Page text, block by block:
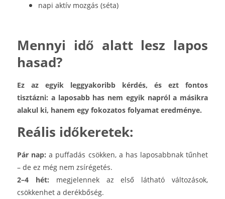
napi aktív mozgás (séta)
Mennyi idő alatt lesz lapos
hasad?
Ez az egyik leggyakoribb kérdés, és ezt fontos
tisztázni: a laposabb has nem egyik napról a másikra
alakul ki, hanem egy fokozatos folyamat eredménye.
Reális időkeretek:
Pár nap: a puffadás csökken, a has laposabbnak tűnhet
– de ez még nem zsírégetés.
2–4 hét: megjelennek az első látható változások,
csökkenhet a derékbőség.